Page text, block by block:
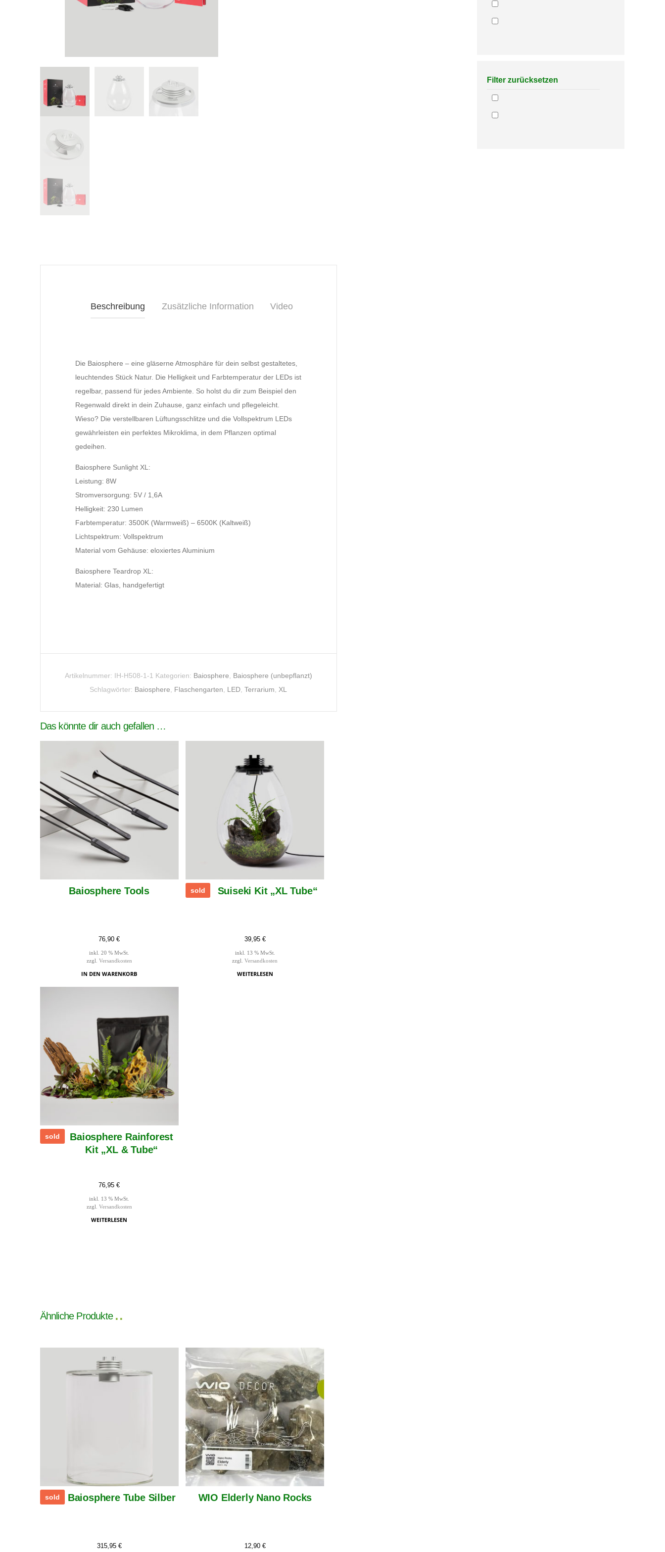
Beschreibung Zusätzliche Information Video
Die Baiosphere – eine gläserne Atmosphäre für dein selbst gestaltetes,
leuchtendes Stück Natur. Die Helligkeit und Farbtemperatur der LEDs ist
regelbar, passend für jedes Ambiente. So holst du dir zum Beispiel den
Regenwald direkt in dein Zuhause, ganz einfach und pflegeleicht.
Wieso? Die verstellbaren Lüftungsschlitze und die Vollspektrum LEDs
gewährleisten ein perfektes Mikroklima, in dem Pflanzen optimal
gedeihen.
Baiosphere Sunlight XL:
Leistung: 8W
Stromversorgung: 5V / 1,6A
Helligkeit: 230 Lumen
Farbtemperatur: 3500K (Warmweiß) – 6500K (Kaltweiß)
Lichtspektrum: Vollspektrum
Material vom Gehäuse: eloxiertes Aluminium
Baiosphere Teardrop XL:
Material: Glas, handgefertigt
Artikelnummer: IH-H508-1-1 Kategorien: Baiosphere
Baiosphere (unbepflanzt)
Schlagwörter: Baiosphere Flaschengarten LED ,Terrarium XL
Das könnte dir auch gefallen …
Baiosphere Tools
76,90€
inkl. 20 % MwSt.
zzgl. Versandkosten
IN DEN WARENKORB
sold Suiseki Kit „XL Tube“
39,95 €
inkl. 13 % MwSt.
zzgl.Versandkosten
WEITERLESEN
sold
Baiosphere Rainforest
Kit „XL & Tube“
76,95€
inkl. 13 % MwSt.
zzgl. Versandkosten
WEITERLESEN
Ähnliche Produkte
sold Baiosphere Tube Silber
315,95 €
WIO Elderly Nano Rocks
12,90 €
Filter zurücksetzen